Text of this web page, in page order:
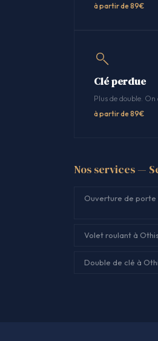
à partir de 89€
Clé perdue
Plus de double.
à partir de 89€
Nos services —
Ouverture de porte
Volet roulant à
Double de clé à